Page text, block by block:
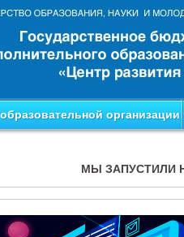
организации
МЫ ЗАПУСТИЛИ